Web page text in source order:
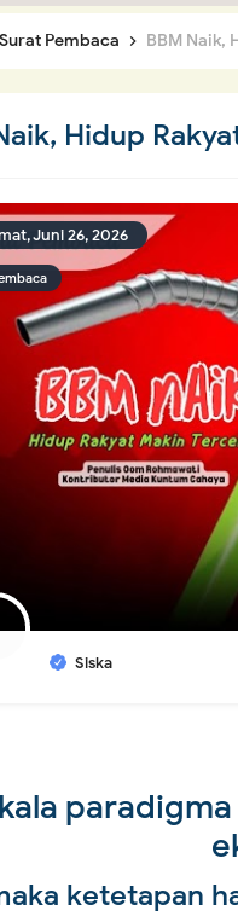
Surat Pembaca BBM Naik,
Hidup
Siska
Juni 26, 2026
ketetapan